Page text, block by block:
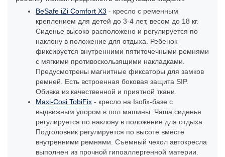
BeSafe iZi Comfort X3 - кресло с ременным
креплением для детей до 3-4 лет, весом до 18 кг.
Сиденье высоко расположено и регулируется по
наклону в положение для отдыха. Ребенок
фиксируется внутренними пятиточечными ремнями
с мягкими противоскользящими накладками.
Предусмотрены магнитные фиксаторы для замков
ремней. Есть встроенная боковая защита SIP.
Обивка из качественной и приятной ткани.
Maxi-Cosi TobiFix - кресло на Isofix-базе с
выдвижным упором в пол машины. Чаша сиденья
регулируется по наклону в положение для отдыха.
Подголовник регулируется по высоте вместе
внутренними ремнями. Съемный чехол автокресла
выполнен из прочной гипоаллергенной материи.